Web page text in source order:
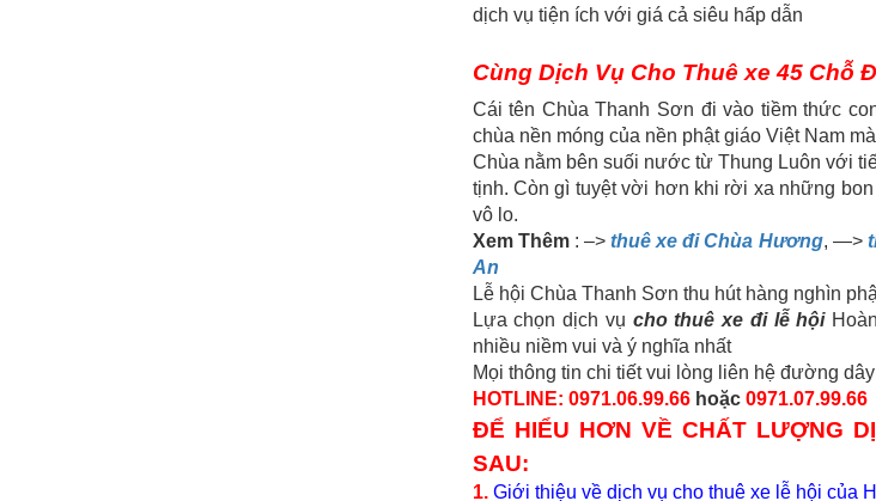
dịch vụ tiện ích với giá cả siêu hấp dẫn
Cùng Dịch Vụ Cho Thuê xe 45 Chỗ
Cái tên Chùa Thanh Sơn đi vào tiềm thức
chùa nền móng của nền phật giáo Việt Nam
Chùa nằm bên suối nước từ Thung Luôn với
tịnh. Còn gì tuyệt vời hơn khi rời xa những
vô lo.
Xem Thêm: –>thuê xe đi Chùa Hương, —>
An
Lễ hội Chùa Thanh Sơn thu hút hàng nghìn
Lựa chọn dịch vụ cho thuê xe đi lễ hội
nhiều niềm vui và ý nghĩa nhất
Mọi thông tin chi tiết vui lòng liên hệ đường
HOTLINE: 0971.06.99.66hoặc0971.07.99.66
ĐỂ HIỂU HƠN VỀ CHẤT LƯỢNG
SAU:
1. Giới thiệu về dịch vụ cho thuê xe lễ hội của